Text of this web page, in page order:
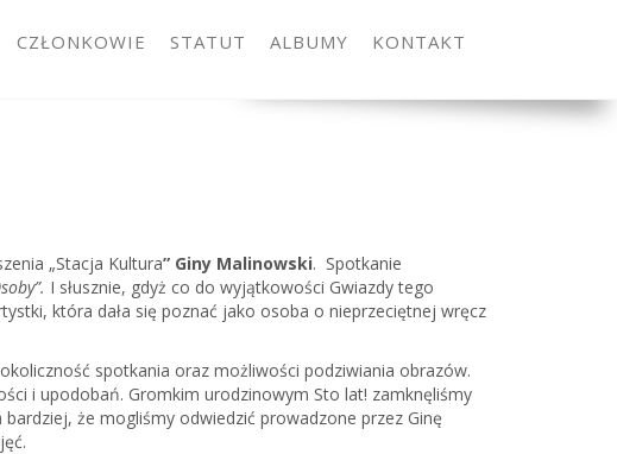
CZŁONKOWIE STATUT ALBUMY KONTAKT
„Stacja Kultura” Giny Malinowski. Spotkanie
I słusznie, gdyż co do wyjątkowości Gwiazdy tego
która dała się poznać jako osoba o nieprzeciętnej wręcz
spotkania oraz możliwości podziwiania obrazów.
i upodobań. Gromkim urodzinowym Sto lat! zamknęliśmy
że mogliśmy odwiedzić prowadzone przez Ginę